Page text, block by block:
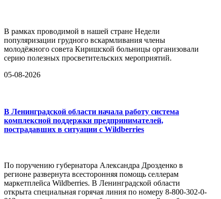
В рамках проводимой в нашей стране Недели
популяризации грудного вскармливания члены
молодёжного совета Киришской больницы организовали
серию полезных просветительских мероприятий.
05-08-2026
В Ленинградской области начала работу система
комплексной поддержки предпринимателей,
пострадавших в ситуации с Wildberries
По поручению губернатора Александра Дрозденко в
регионе развернута всесторонняя помощь селлерам
маркетплейса Wildberries. В Ленинградской области
открыта специальная горячая линия по номеру 8-800-302-0-